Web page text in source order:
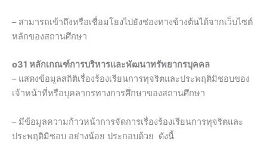
– สามารถเข้าถึงหรือเชื่อมโยงไปยังช่องทางข้างต้นได้จากเว็บไซต์
หลักของสถานศึกษา
o31 หลักเกณฑ์การบริหารและพัฒนาทรัพยากรบุคคล
– แสดงข้อมูลสถิติเรื่องร้องเรียนการทุจริตและประพฤติมิชอบของ
เจ้าหน้าที่หรือบุคลากรทางการศึกษาของสถานศึกษา
– มีข้อมูลความก้าวหน้าการจัดการเรื่องร้องเรียนการทุจริตและ
ประพฤติมิชอบ อย่างน้อย ประกอบด้วย ดังนี้